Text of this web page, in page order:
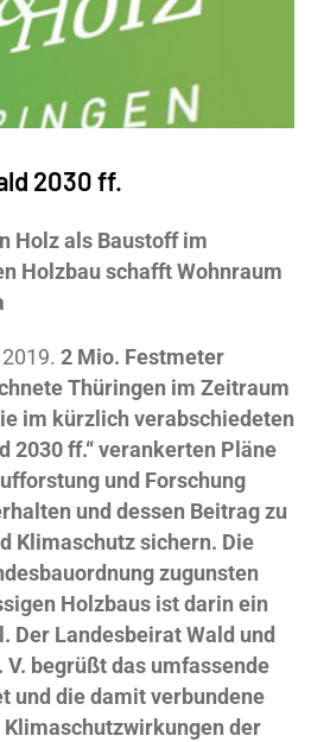
2030 ff.
Holz als Baustoff im
Holzbau schafft Wohnraum
2 Mio. Festmeter
Thüringen im Zeitraum
im kürzlich verabschiedeten
2030 ff.“ verankerten Pläne
und Forschung
und dessen Beitrag zu
Klimaschutz sichern. Die
zugunsten
Holzbaus ist darin ein
Der Landesbeirat Wald und
V. begrüßt das umfassende
und die damit verbundene
der